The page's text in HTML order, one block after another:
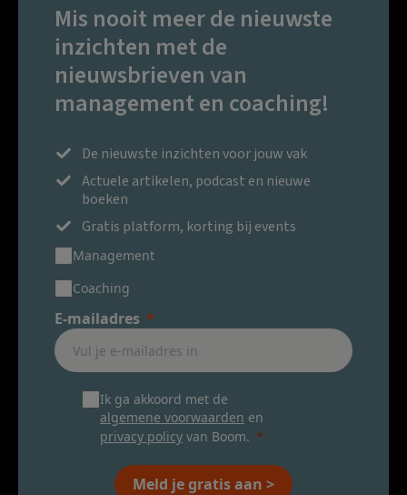
Mis nooit meer de nieuwste
inzichten met de
nieuwsbrieven van
management en coaching!
De nieuwste inzichten voor jouw vak
Actuele artikelen, podcast en nieuwe
boeken
Gratis platform, korting bij events
Management
Coaching
E-mailadres
Ik ga akkoord met de
algemene voorwaarden en
privacy policy van Boom.
Meld je gratis aan >